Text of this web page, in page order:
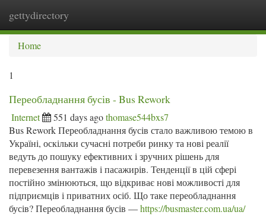
gettydirectory
Home
1
Переобладнання бусів - Bus Rework
Internet 551 days agothomase544bxs7
Bus Rework Переобладнання бусів стало важливою темою в
Україні, оскільки сучасні потреби ринку та нові реалії
ведуть до пошуку ефективних і зручних рішень для
перевезення вантажів і пасажирів. Тенденції в цій сфері
постійно змінюються, що відкриває нові можливості для
підприємців і приватних осіб. Що таке переобладнання
бусів? Переобладнання бусів —https://busmaster.com.ua/ua/